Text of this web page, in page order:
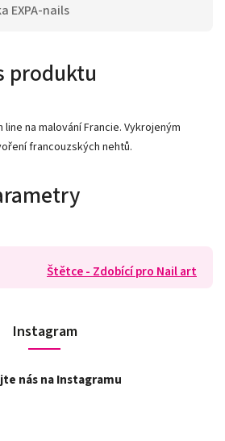
EXPA-nails
produktu
na malování Francie. Vykrojeným
francouzských nehtů.
Štětce - Zdobící pro Nail art
Instagram
nás na Instagramu